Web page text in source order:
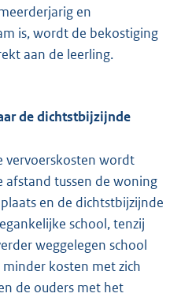
en
is, wordt de bekostiging
aan de leerling.
de dichtstbijzijnde
vervoerskosten wordt
afstand tussen de woning
en de dichtstbijzijnde
school, tenzij
weggelegen school
kosten met zich
de ouders met het